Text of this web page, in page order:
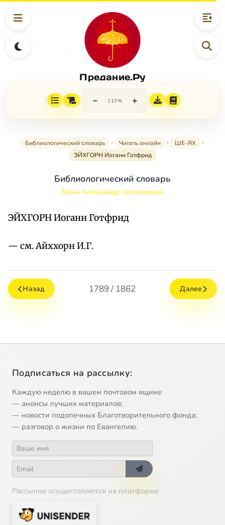
Предание.Ру
− 110% +
Библиологический словарь Читать онлайн
ШЕ–ЯХ
ЭЙХГОРН Иоганн Готфрид
Библиологический словарь
Мень Александр, протоиерей
ЭЙХГОРН Иоганн Готфрид
— см. Айххорн И.Г.
Назад 1789 / 1862 Далее
Подписаться на рассылку:
Каждую неделю в вашем почтовом ящике:
— анонсы лучших материалов;
— новости подопечных Благотворительного фонда;
— разговор о жизни по Евангелию.
Рассылки осуществляются на платформе